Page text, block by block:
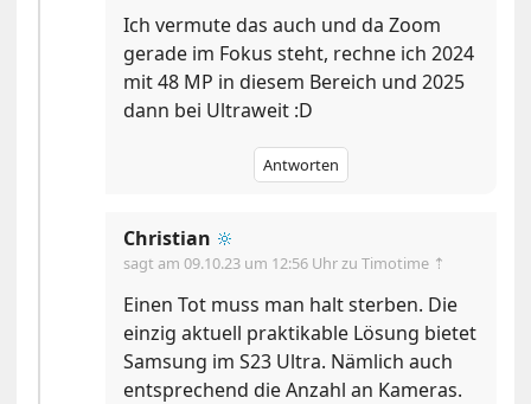
Ich vermute das auch und da Zoom
gerade im Fokus steht, rechne ich 2024
mit 48 MP in diesem Bereich und 2025
dann bei Ultraweit :D
Antworten
Christian 🔆
sagt am09.10.23 um 12:56 Uhr zu Timotime ⇡
Einen Tot muss man halt sterben. Die
einzig aktuell praktikable Lösung bietet
Samsung im S23 Ultra. Nämlich auch
entsprechend die Anzahl an Kameras.